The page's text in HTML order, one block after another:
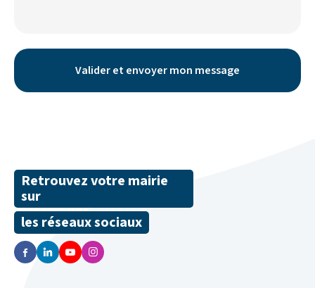
Retrouvez votre mairie
sur
les réseaux sociaux